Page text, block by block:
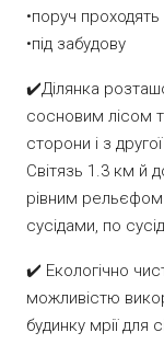
•поруч
•під забудову
✔️Ділянка
сосновим лісом
сторони і з
Світязь 1.3 км й
рівним
сусідами, по
✔️ Екологічно
можливістю
будинку мрії для